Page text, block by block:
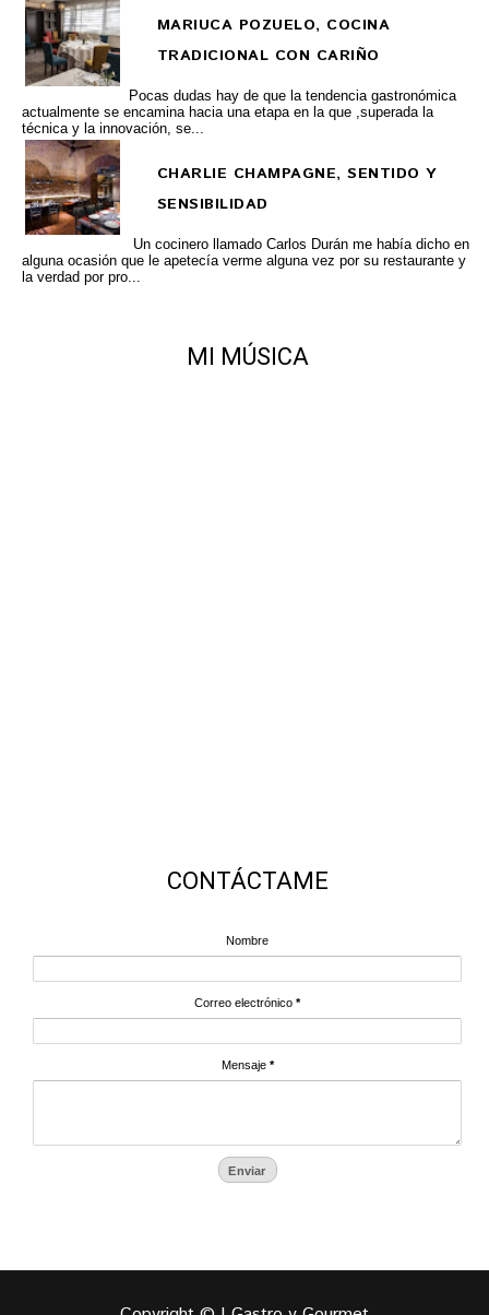
MARIUCA POZUELO, COCINA
TRADICIONAL CON CARIÑO
Pocas dudas hay de que la tendencia gastronómica
actualmente se encamina hacia una etapa en la que ,superada la
técnica y la innovación, se...
CHARLIE CHAMPAGNE, SENTIDO Y
SENSIBILIDAD
Un cocinero llamado Carlos Durán me había dicho en
alguna ocasión que le apetecía verme alguna vez por su restaurante y
la verdad por pro...
MI MÚSICA
CONTÁCTAME
Nombre
Correo electrónico *
Mensaje *